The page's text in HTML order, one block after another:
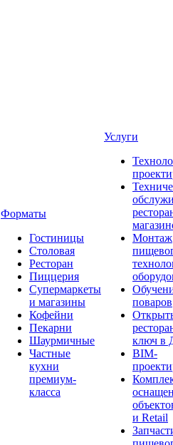
Форматы
Гостиницы
Столовая
Ресторан
Пиццерия
Супермаркеты
и магазины
Кофейни
Пекарни
Шаурмичные
Частные
кухни
премиум-
класса
Услуги
Монтаж
поваров
ключ в
BIM-
и Retail